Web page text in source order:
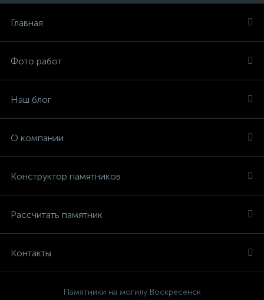
Главная
Фото работ
Наш блог
О компании
Конструктор памятников
Рассчитать памятник
Контакты
Памятники на могилу Воскресенск